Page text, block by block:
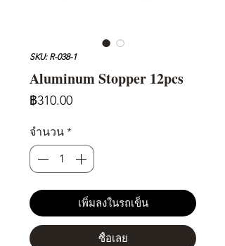
SKU: R-038-1
Aluminum Stopper 12pcs
฿310.00ราคา
จำนวน *
เพิ่มลงในรถเข็น
ซื้อเลย